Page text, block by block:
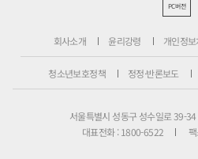
PC버전
회사소개 윤리강령 개인정
청소년보호정책 정정·반론보도
서울특별시 성동구 성수일로 39-
대표전화 : 1800-6522